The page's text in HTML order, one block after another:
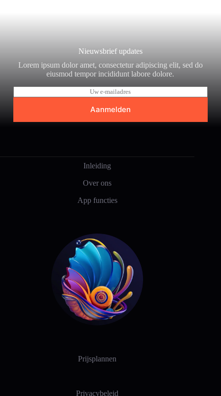
Nieuwsbrief updates
Lorem ipsum dolor amet, consectetur adipiscing elit, sed do
eiusmod tempor incididunt labore dolore.
-
i
Aanmelden
Inleiding
Over ons
App functies
Prijsplannen
Privacybeleid